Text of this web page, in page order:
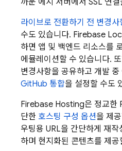
까운 에지 서버에서 SSL 연
라이브로 전환하기 전 변경
수도 있습니다. Firebase
하면 앱 및 백엔드 리소스를
에뮬레이션할 수 있습니다.
변경사항을 공유하고 개발
GitHub 통합을 설정할 수도
Firebase Hosting은 정교한
단한 호스팅 구성 옵션을 제
우팅용 URL을 간단하게 재
하며 현지화된 콘텐츠를 제